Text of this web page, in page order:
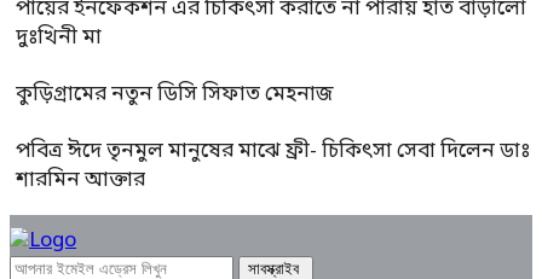
পায়ের ইনফেকশন এর চিকিৎসা করাতে না পারায় হাত বাড়ালো
দুঃখিনী মা
কুড়িগ্রামের নতুন ডিসি সিফাত মেহনাজ
পবিত্র ঈদে তৃনমুল মানুষের মাঝে ফ্রী- চিকিৎসা সেবা দিলেন ডাঃ
শারমিন আক্তার